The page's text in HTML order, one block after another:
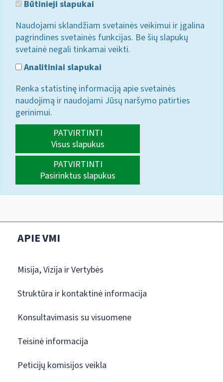
Būtinieji slapukai
Naudojami sklandžiam svetainės veikimui ir įgalina
pagrindines svetainės funkcijas. Be šių slapukų
svetainė negali tinkamai veikti.
Analitiniai slapukai
Renka statistinę informaciją apie svetainės
naudojimą ir naudojami Jūsų naršymo patirties
gerinimui.
PATVIRTINTI
Visus slapukus
PATVIRTINTI
Pasirinktus slapukus
APIE VMI
Misija, Vizija ir Vertybės
Struktūra ir kontaktinė informacija
Konsultavimasis su visuomene
Teisinė informacija
Peticijų komisijos veikla